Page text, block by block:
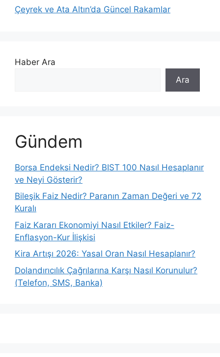
Çeyrek ve Ata Altın’da Güncel Rakamlar
Haber Ara
Ara
Gündem
Borsa Endeksi Nedir? BIST 100 Nasıl Hesaplanır
ve Neyi Gösterir?
Bileşik Faiz Nedir? Paranın Zaman Değeri ve 72
Kuralı
Faiz Kararı Ekonomiyi Nasıl Etkiler? Faiz-
Enflasyon-Kur İlişkisi
Kira Artışı 2026: Yasal Oran Nasıl Hesaplanır?
Dolandırıcılık Çağrılarına Karşı Nasıl Korunulur?
(Telefon, SMS, Banka)